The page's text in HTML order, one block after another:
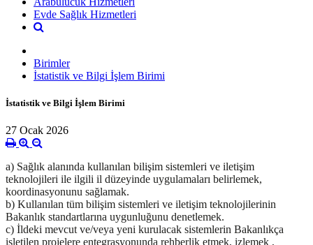
Evde Sağlık Hizmetleri
Birimler
İstatistik ve Bilgi İşlem Birimi
İstatistik ve Bilgi İşlem Birimi
27 Ocak 2026
a) Sağlık alanında kullanılan bilişim sistemleri ve iletişim
teknolojileri ile ilgili il düzeyinde uygulamaları belirlemek,
koordinasyonunu sağlamak.
b) Kullanılan tüm bilişim sistemleri ve iletişim teknolojilerinin
Bakanlık standartlarına uygunluğunu denetlemek.
c) İldeki mevcut ve/veya yeni kurulacak sistemlerin Bakanlıkça
işletilen projelere entegrasyonunda rehberlik etmek, izlemek ,